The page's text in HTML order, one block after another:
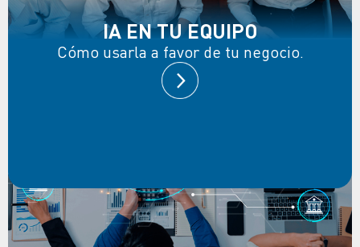
IA EN TU EQUIPO
Cómo usarla a favor de tu negocio.